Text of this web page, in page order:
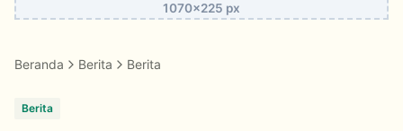
1070x225 px
Beranda Berita Berita
Berita